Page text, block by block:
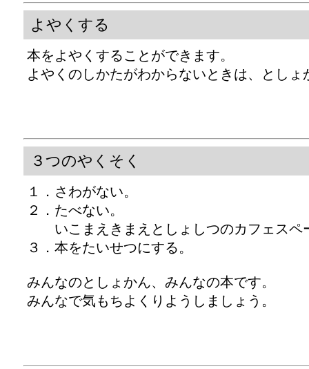
よやくする
本をよやくすることができます。
よやくのしかたがわからないときは、とし
３つのやくそく
１．さわがない。
２．たべない。
いこまえきまえとしょしつのカフェスペ
３．本をたいせつにする。
みんなのとしょかん、みんなの本です。
みんなで気もちよくりようしましょう。